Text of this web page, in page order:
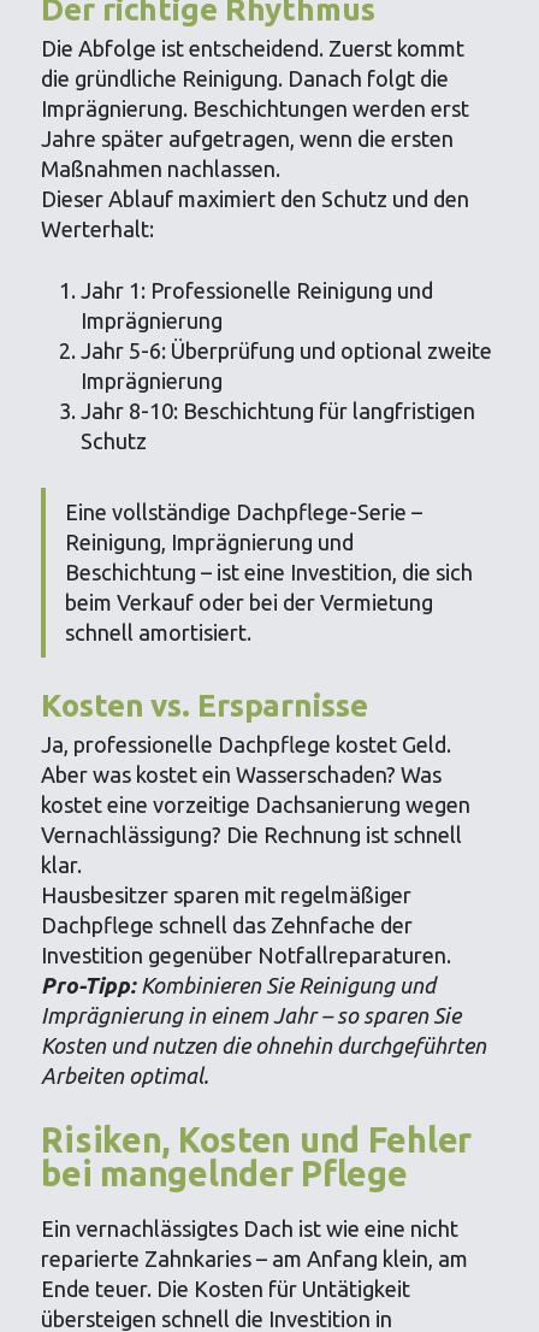
Der richtige Rhythmus
Die Abfolge ist entscheidend. Zuerst kommt
die gründliche Reinigung. Danach folgt die
Imprägnierung. Beschichtungen werden erst
Jahre später aufgetragen, wenn die ersten
Maßnahmen nachlassen.
Dieser Ablauf maximiert den Schutz und den
Werterhalt:
Jahr 1: Professionelle Reinigung und
Imprägnierung
Jahr 5-6: Überprüfung und optional zweite
Imprägnierung
Jahr 8-10: Beschichtung für langfristigen
Schutz
Eine vollständige Dachpflege-Serie –
Reinigung, Imprägnierung und
Beschichtung – ist eine Investition, die sich
beim Verkauf oder bei der Vermietung
schnell amortisiert.
Kosten vs. Ersparnisse
Ja, professionelle Dachpflege kostet Geld.
Aber was kostet ein Wasserschaden? Was
kostet eine vorzeitige Dachsanierung wegen
Vernachlässigung? Die Rechnung ist schnell
klar.
Hausbesitzer sparen mit regelmäßiger
Dachpflege schnell das Zehnfache der
Investition gegenüber Notfallreparaturen.
Pro-Tipp: Kombinieren Sie Reinigung und
Imprägnierung in einem Jahr – so sparen Sie
Kosten und nutzen die ohnehin durchgeführten
Arbeiten optimal.
Risiken, Kosten und Fehler
bei mangelnder Pflege
Ein vernachlässigtes Dach ist wie eine nicht
reparierte Zahnkaries – am Anfang klein, am
Ende teuer. Die Kosten für Untätigkeit
übersteigen schnell die Investition in